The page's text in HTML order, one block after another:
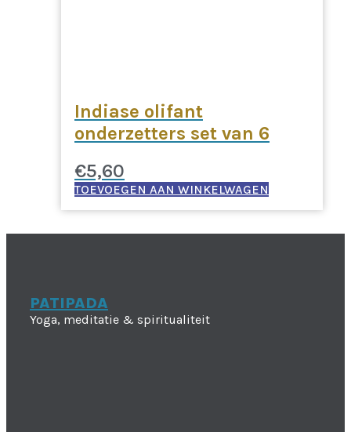
Indiase olifant
onderzetters set van 6
€5,60
TOEVOEGEN AAN WINKELWAGEN
PATIPADA
Yoga, meditatie & spiritualiteit